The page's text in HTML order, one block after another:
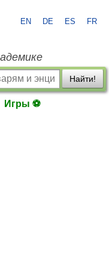
EN DE ES FR
Найти!
Игры ⚽